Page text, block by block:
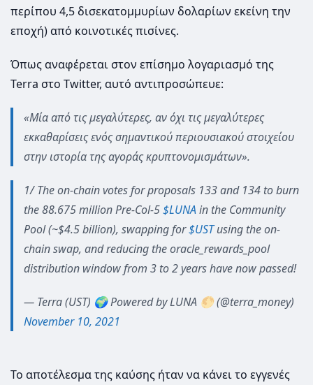
περίπου 4,5 δισεκατομμυρίων δολαρίων εκείνη την
εποχή) από κοινοτικές πισίνες.
Όπως αναφέρεται στον επίσημο λογαριασμό της
Terra στο Twitter, αυτό αντιπροσώπευε:
«Μία από τις μεγαλύτερες, αν όχι τις μεγαλύτερες
εκκαθαρίσεις ενός σημαντικού περιουσιακού στοιχείου
στην ιστορία της αγοράς κρυπτονομισμάτων».
1/ The on-chain votes for proposals 133 and 134 to burn
the 88.675 million Pre-Col-5$LUNAin the Community
Pool (~$4.5 billion), swapping for$USTusing the on-
chain swap, and reducing the oracle_rewards_pool
distribution window from 3 to 2 years have now passed!
— Terra (UST) 🌍 Powered by LUNA 🌕 (@terra_money)
November 10, 2021
Το αποτέλεσμα της καύσης ήταν να κάνει το εγγενές